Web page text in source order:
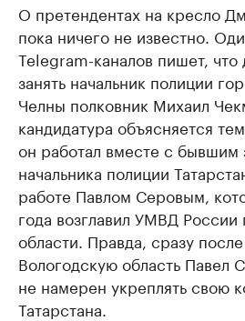
О претендентах на кресло
пока ничего не известно.
Telegram-каналов пишет,
занять начальник полиции
Челны полковник Михаил
кандидатура объясняется
он работал вместе с бывшим
начальника полиции
работе Павлом Серовым,
года возглавил УМВД России
области. Правда, сразу
Вологодскую область Павел
не намерен укреплять свою
Татарстана.